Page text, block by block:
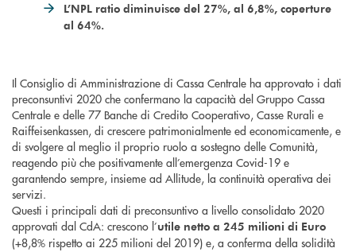
L’NPL ratio diminuisce del 27%, al 6,8%, coperture
al 64%.
Il Consiglio di Amministrazione di Cassa Centrale ha approvato i dati
preconsuntivi 2020 che confermano la capacità del Gruppo Cassa
Centrale e delle 77 Banche di Credito Cooperativo, Casse Rurali e
Raiffeisenkassen, di crescere patrimonialmente ed economicamente, e
di svolgere al meglio il proprio ruolo a sostegno delle Comunità,
reagendo più che positivamente all’emergenza Covid-19 e
garantendo sempre, insieme ad Allitude, la continuità operativa dei
servizi.
Questi i principali dati di preconsuntivo a livello consolidato 2020
approvati dal CdA: crescono l’utile netto a 245 milioni di Euro
(+8,8% rispetto ai 225 milioni del 2019) e, a conferma della solidità